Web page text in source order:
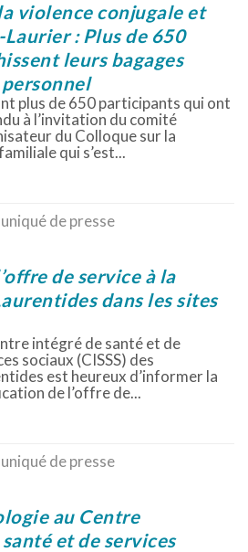
violence conjugale et
: Plus de 650
leurs bagages
plus de 650 participants qui ont
à l’invitation du comité
du Colloque sur la
qui s’est...
de presse
de service à la
dans les sites
intégré de santé et de
sociaux (CISSS) des
est heureux d’informer la
de l’offre de...
de presse
au Centre
et de services